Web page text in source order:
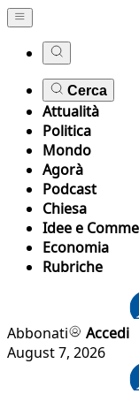
Cerca
Attualità
Politica
Mondo
Agorà
Podcast
Chiesa
Idee e
Economia
Rubriche
Abbonati
Accedi
August 7, 2026